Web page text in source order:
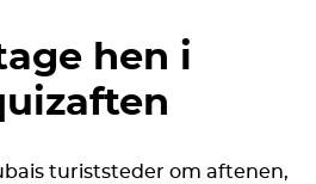
hen i
turiststeder om aftenen,